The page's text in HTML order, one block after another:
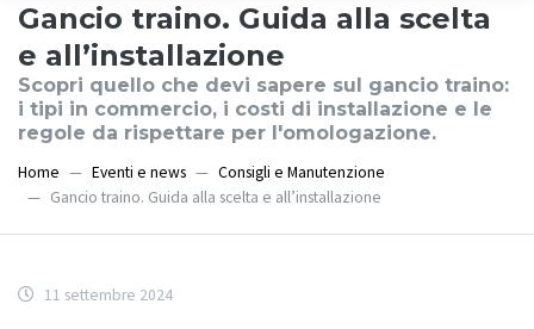
Gancio traino. Guida alla scelta
e all’installazione
Scopri quello che devi sapere sul gancio traino:
i tipi in commercio, i costi di installazione e le
regole da rispettare per l'omologazione.
Home Eventi e news
Consigli e Manutenzione
Gancio traino. Guida alla scelta e all’installazione
11 settembre 2024